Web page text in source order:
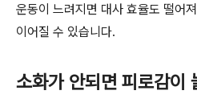
운동이 느려지면 대사 효율도 떨어
이어질 수 있습니다.
소화가 안되면 피로감이